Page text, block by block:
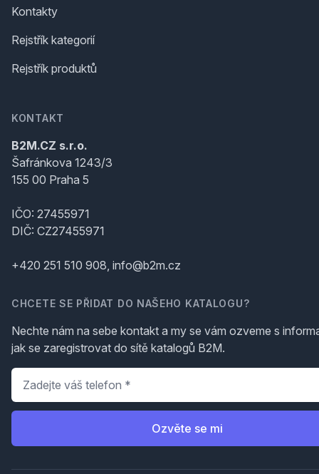
Kontakty
Rejstřík kategorií
Rejstřík produktů
KONTAKT
B2M.CZ s.r.o.
Šafránkova 1243/3
155 00 Praha 5
IČO: 27455971
DIČ: CZ27455971
+420 251 510 908, info@b2m.cz
CHCETE SE PŘIDAT DO NAŠEHO KATALOGU?
Nechte nám na sebe kontakt a my se vám ozveme s
jak se zaregistrovat do sítě katalogů B2M.
Telefon
Ozvěte se mi